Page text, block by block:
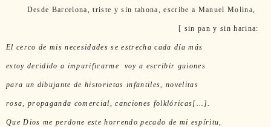
Desde Barcelona, triste y sin tahona, escribe a Manuel Molina,
[ sin pan y sin harina:
El cerco de mis necesidades se estrecha cada día más
estoy decidido a impurificarme voy a escribir guiones
para un dibujante de historietas infantiles, novelitas
rosa, propaganda comercial, canciones folklóricas[…].
Que Dios me perdone este horrendo pecado de mi espíritu,